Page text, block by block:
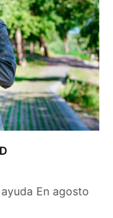
En agosto